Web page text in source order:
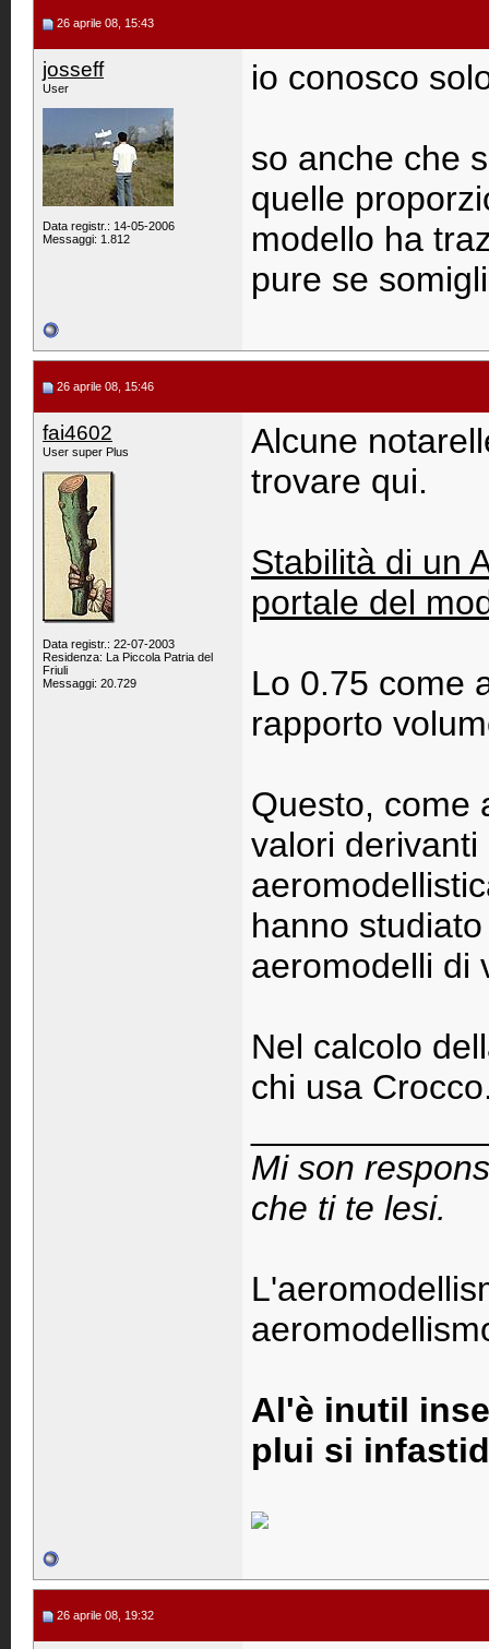
26 aprile 08, 15:43
josseff
User
Data registr.: 14-05-2006
Messaggi: 1.812
io conosco
so anche che
quelle
modello ha
pure se
26 aprile 08, 15:46
fai4602
User super Plus
Data registr.: 22-07-2003
Residenza: La Piccola Patria del
Friuli
Messaggi: 20.729
Alcune
trovare qui.
Stabilità di un
portale del
Lo 0.75 come
rapporto
Questo, come
valori
hanno
aeromodelli di
Nel calcolo
chi usa
Mi son
che ti te lesi.
Al'è inutil
plui si
26 aprile 08, 19:32